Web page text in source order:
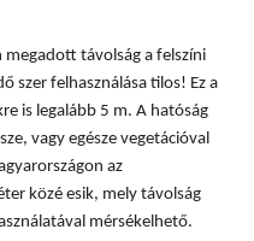
megadott távolság a felszíni
szer felhasználása tilos! Ez a
is legalább 5 m. A hatóság
vagy egésze vegetációval
az
közé esik, mely távolság
mérsékelhető.